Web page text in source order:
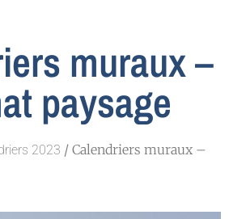
muraux –
paysage
2023 / Calendriers muraux –